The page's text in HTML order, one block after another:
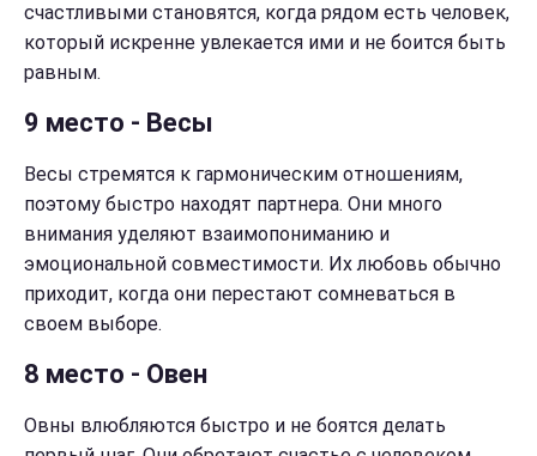
счастливыми становятся, когда рядом есть человек,
который искренне увлекается ими и не боится быть
равным.
9 место - Весы
Весы стремятся к гармоническим отношениям,
поэтому быстро находят партнера. Они много
внимания уделяют взаимопониманию и
эмоциональной совместимости. Их любовь обычно
приходит, когда они перестают сомневаться в
своем выборе.
8 место - Овен
Овны влюбляются быстро и не боятся делать